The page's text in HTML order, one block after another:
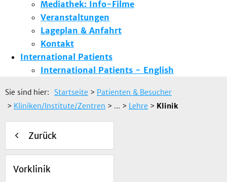
Mediathek: Info-Filme
Veranstaltungen
Lageplan & Anfahrt
Kontakt
International Patients
International Patients - English
Sie sind hier: Startseite > Patienten & Besucher
> Kliniken/Institute/Zentren > ... > Lehre > Klinik
Zurück
Vorklinik